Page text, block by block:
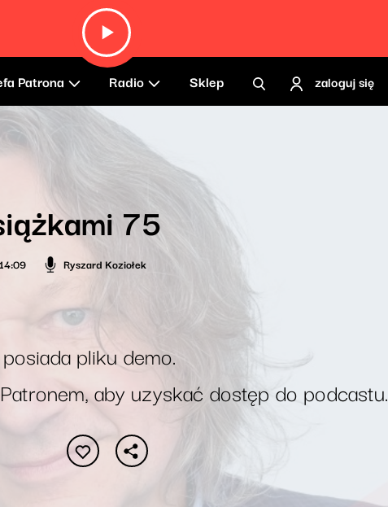
Patrona Radio Sklep zaloguj się
75
14:09 Ryszard Koziołek
pliku demo.
aby uzyskać dostęp do podcastu.